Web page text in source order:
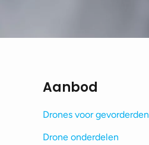
Aanbod
Drones voor gevorderden
Drone onderdelen